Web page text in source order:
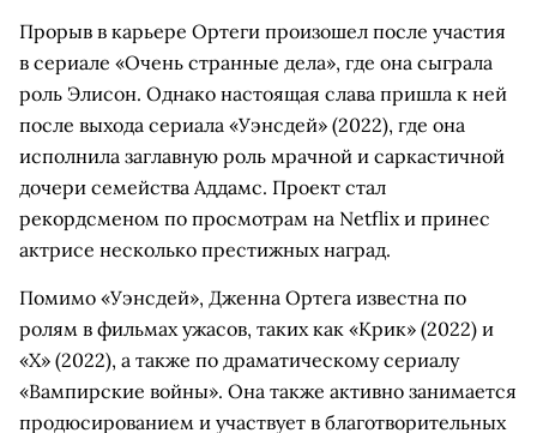
Прорыв в карьере Ортеги произошел после участия
в сериале «Очень странные дела», где она сыграла
роль Элисон. Однако настоящая слава пришла к ней
после выхода сериала «Уэнсдей» (2022), где она
исполнила заглавную роль мрачной и саркастичной
дочери семейства Аддамс. Проект стал
рекордсменом по просмотрам на Netflix и принес
актрисе несколько престижных наград.
Помимо «Уэнсдей», Дженна Ортега известна по
ролям в фильмах ужасов, таких как «Крик» (2022) и
«X» (2022), а также по драматическому сериалу
«Вампирские войны». Она также активно занимается
продюсированием и участвует в благотворительных